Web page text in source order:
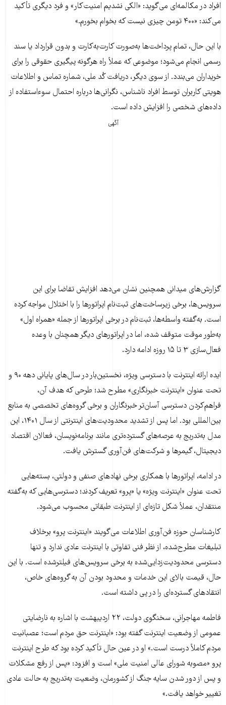
افراد در مکالمه‌ای می‌گوید: «الکی نشدیم امنیت‌کار» و فرد دیگری تأکید
می‌کند: «۴۰۰ تومن چیزی نیست که بخوام بخورم.»
با این حال، تمام پرداخت‌ها به‌صورت کارت‌به‌کارت و بدون قرارداد یا سند
رسمی انجام می‌شود؛ موضوعی که عملاً راه هرگونه پیگیری حقوقی را برای
خریداران می‌بندد. از سوی دیگر، دریافت کُد ملی، شماره تماس و اطلاعات
هویتی کاربران توسط افراد ناشناس، نگرانی‌ها درباره احتمال سوءاستفاده از
داده‌های شخصی را افزایش داده است.
آگهی
گزارش‌های میدانی همچنین نشان می‌دهد افزایش تقاضا برای این
سرویس‌ها، برخی زیرساخت‌های ثبت‌نام اپراتورها را با اختلال مواجه کرده
است. به‌گفته واسطه‌ها، ثبت‌نام در برخی اپراتورها از جمله «همراه اول»
به‌طور موقت متوقف شده، اما در اپراتورهای دیگر همچنان با وعده
فعال‌سازی ۳ تا ۱۵ روزه ادامه دارد.
ایده ارائه اینترنت با دسترسی ویژه، نخستین‌بار در سال‌های پایانی دهه ۹۰ و
تحت عنوان «اینترنت خبرنگاری» مطرح شد؛ طرحی که هدف آن،
فراهم‌کردن دسترسی آسان‌تر خبرنگاران و برخی گروه‌های تخصصی به منابع
بین‌المللی بود. اما پس از تشدید محدودیت‌های اینترنتی از سال ۱۴۰۱، این
مدل به‌تدریج به عرصه‌های گسترده‌تری مانند برنامه‌نویسان، فعالان اقتصاد
دیجیتال، گیمرها و شرکت‌های فن‌آوری گسترش یافت.
در ادامه، اپراتورها با همکاری برخی نهادهای صنفی و دولتی، بسته‌هایی
تحت عنوان «اینترنت ویژه» یا «پرو» تعریف کردند؛ دسترسی‌هایی که به‌گفته
منتقدان، عملاً شکل تازه‌ای از اینترنت طبقاتی محسوب می‌شود.
کارشناسان حوزه فن‌آوری اطلاعات می‌گویند «اینترنت پرو» برخلاف
تبلیغات مطرح‌شده، از نظر فنی تفاوتی با اینترنت عادی ندارد و تنها
دسترسی محدودیت‌زدایی‌شده به برخی سرویس‌های فیلترشده است. با این
حال، قیمت بالای این خدمات و محدود بودن آن به گروه‌های خاص،
انتقادهای گسترده‌ای را در پی داشته است.
فاطمه مهاجرانی، سخنگوی دولت، ۲۲ اردیبهشت‌ با اشاره به نارضایتی
عمومی از وضعیت اینترنت گفته بود: «اینترنت حق مردم است؛ عصبانیت
مردم کاملاً درست است.» او در عین حال تأکید کرده بود که طرح اینترنت
پرو «مصوبه شورای عالی امنیت ملی» است و افزود: «پس از رفع مشکلات
و پس از دور شدن سایه جنگ از کشورمان، وضعیت به‌تدریج به حالت عادی
تغییر خواهد یافت.»